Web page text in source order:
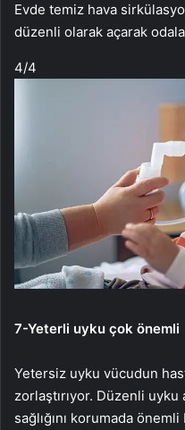
Evde temiz hava
düzenli olarak açarak
4/4
7-Yeterli uyku çok önemli
Yetersiz uyku vücudun
zorlaştırıyor. Düzenli uyku
sağlığını korumada